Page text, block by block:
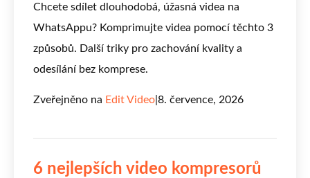
Chcete sdílet dlouhodobá, úžasná videa na
WhatsAppu? Komprimujte videa pomocí těchto 3
způsobů. Další triky pro zachování kvality a
odesílání bez komprese.
Zveřejněno na Edit Video 8. července, 2026
6 nejlepších video kompresorů